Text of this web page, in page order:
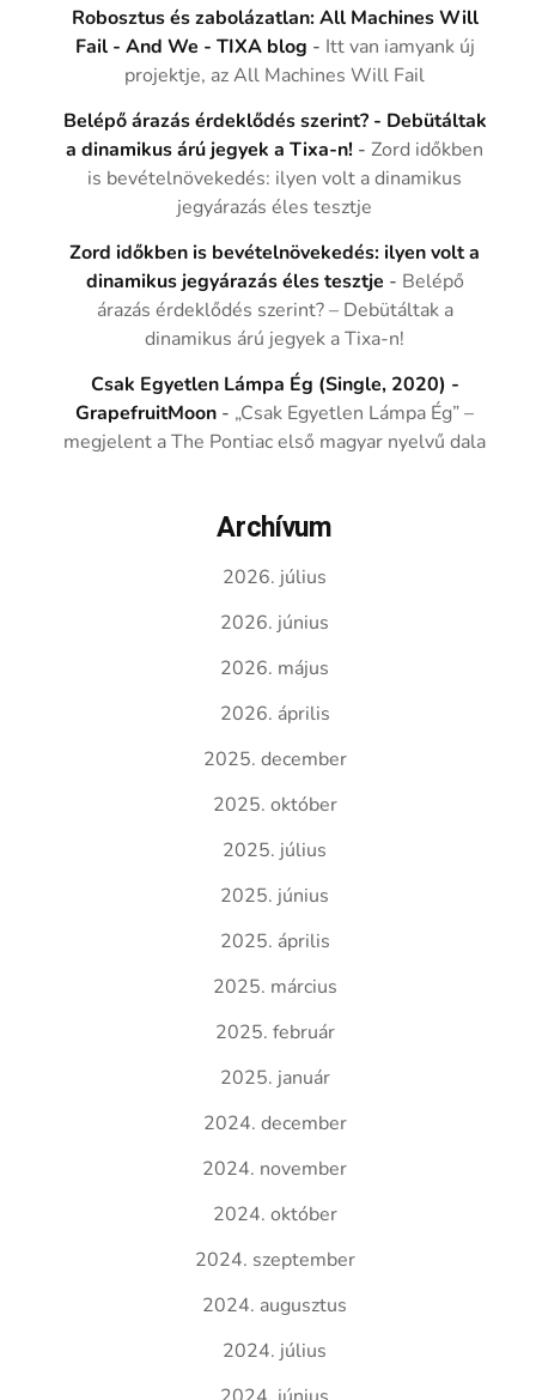
Robosztus és zabolázatlan: All Machines Will
Fail - And We - TIXA blog - Itt van iamyank új
projektje, az All Machines Will Fail
Belépő árazás érdeklődés szerint? - Debütáltak
a dinamikus árú jegyek a Tixa-n! -Zord időkben
is bevételnövekedés: ilyen volt a dinamikus
jegyárazás éles tesztje
Zord időkben is bevételnövekedés: ilyen volt a
dinamikus jegyárazás éles tesztje - Belépő
árazás érdeklődés szerint? – Debütáltak a
dinamikus árú jegyek a Tixa-n!
Csak Egyetlen Lámpa Ég (Single, 2020) -
GrapefruitMoon - „Csak Egyetlen Lámpa Ég” –
megjelent a The Pontiac első magyar nyelvű dala
Archívum
2026. július
2026. június
2026. május
2026. április
2025. december
2025. október
2025. július
2025. június
2025. április
2025. március
2025. február
2025. január
2024. december
2024. november
2024. október
2024. szeptember
2024. augusztus
2024. július